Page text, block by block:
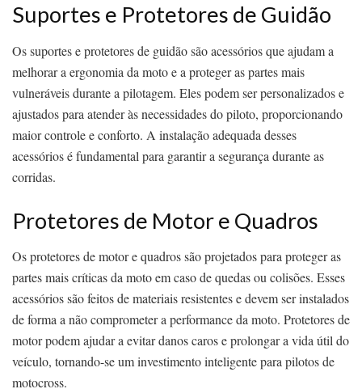
Suportes e Protetores de Guidão
Os suportes e protetores de guidão são acessórios que ajudam a
melhorar a ergonomia da moto e a proteger as partes mais
vulneráveis durante a pilotagem. Eles podem ser personalizados e
ajustados para atender às necessidades do piloto, proporcionando
maior controle e conforto. A instalação adequada desses
acessórios é fundamental para garantir a segurança durante as
corridas.
Protetores de Motor e Quadros
Os protetores de motor e quadros são projetados para proteger as
partes mais críticas da moto em caso de quedas ou colisões. Esses
acessórios são feitos de materiais resistentes e devem ser instalados
de forma a não comprometer a performance da moto. Protetores de
motor podem ajudar a evitar danos caros e prolongar a vida útil do
veículo, tornando-se um investimento inteligente para pilotos de
motocross.